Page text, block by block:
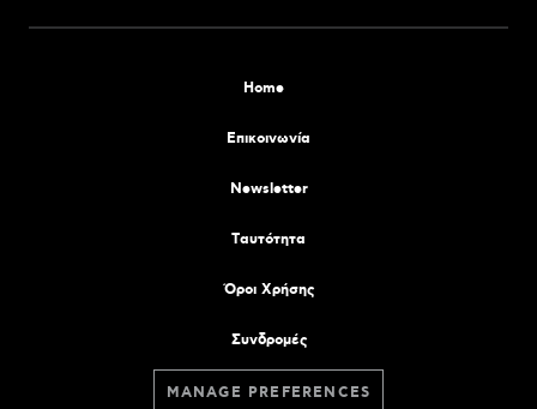
Home
Επικοινωνία
Newsletter
Tαυτότητα
Όροι Χρήσης
Συνδρομές
MANAGE PREFERENCES